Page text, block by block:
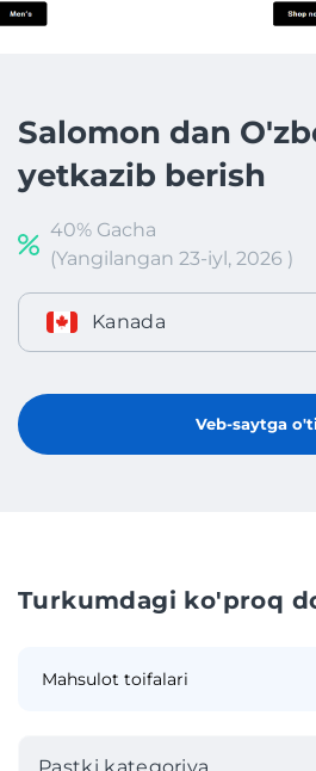
Salomon dan
yetkazib berish
40% Gacha
(Yangilangan 23-iyl, 2026 )
Kanada
Veb-saytga
Turkumdagi ko'proq
Pastki kategoriya